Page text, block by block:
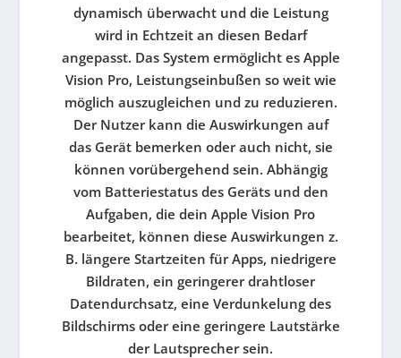
dynamisch überwacht und die Leistung
wird in Echtzeit an diesen Bedarf
angepasst. Das System ermöglicht es Apple
Vision Pro, Leistungseinbußen so weit wie
möglich auszugleichen und zu reduzieren.
Der Nutzer kann die Auswirkungen auf
das Gerät bemerken oder auch nicht, sie
können vorübergehend sein. Abhängig
vom Batteriestatus des Geräts und den
Aufgaben, die dein Apple Vision Pro
bearbeitet, können diese Auswirkungen z.
B. längere Startzeiten für Apps, niedrigere
Bildraten, ein geringerer drahtloser
Datendurchsatz, eine Verdunkelung des
Bildschirms oder eine geringere Lautstärke
der Lautsprecher sein.